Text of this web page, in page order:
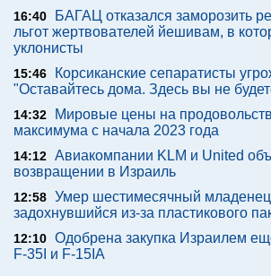
16:40
БАГАЦ отказался заморозить
льгот жертвователей йешивам, в
уклонисты
15:46
Корсиканские сепаратисты
"Оставайтесь дома. Здесь вы не
14:32
Мировые цены на
максимума с начала 2023 года
14:12 Авиакомпании KLM и United
возвращении в Израиль
12:58 Умер шестимесячный
задохнувшийся из-за пластикового
12:10 Одобрена закупка Израилем
F-35I и F-15IA